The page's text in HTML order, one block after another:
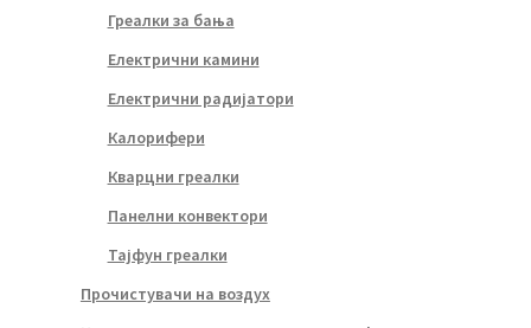
Греалки за бања
Електрични камини
Електрични радијатори
Калорифери
Кварцни греалки
Панелни конвектори
Тајфун греалки
Прочистувачи на воздух